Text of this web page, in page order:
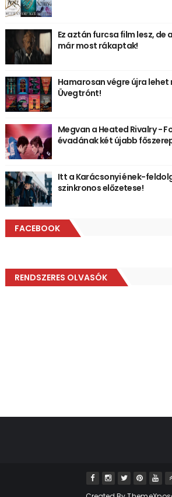
Ez aztán furcsa film lesz, de
már most rákaptak!
Hamarosan végre újra lehet
Üvegtrónt!
Megvan a Heated Rivalry -
évadának két újabb
Itt a Karácsonyi ének-
szinkronos előzetese!
FACEBOOK
RENDSZERES OLVASÓK